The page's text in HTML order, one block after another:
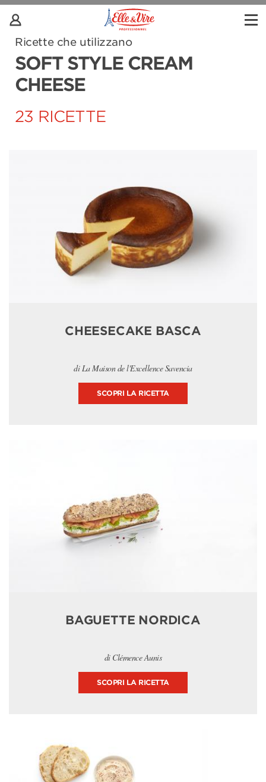
Ricette che utilizzano
SOFT STYLE CREAM
CHEESE
23 RICETTE
CHEESECAKE BASCA
di La Maison de l'Excellence Savencia
SCOPRI LA RICETTA
BAGUETTE NORDICA
di Clémence Aunis
SCOPRI LA RICETTA